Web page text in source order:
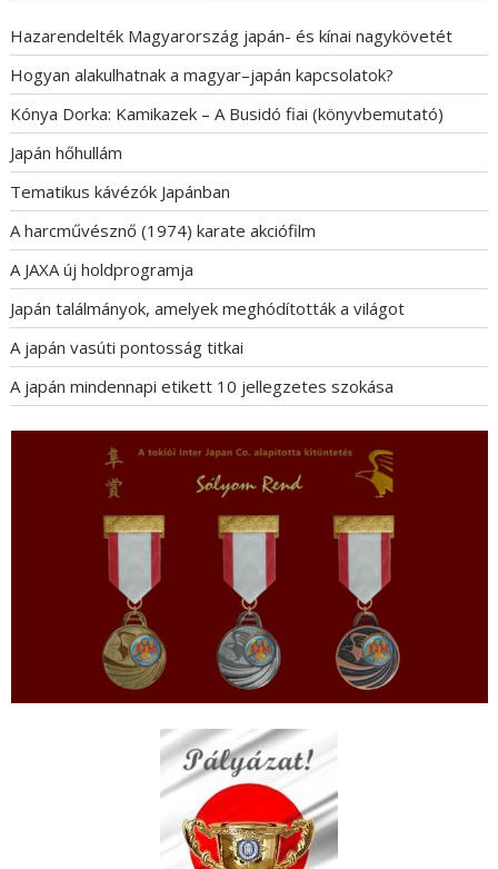
Hazarendelték Magyarország japán- és kínai nagykövetét
Hogyan alakulhatnak a magyar–japán kapcsolatok?
Kónya Dorka: Kamikazek – A Busidó fiai (könyvbemutató)
Japán hőhullám
Tematikus kávézók Japánban
A harcművésznő (1974) karate akciófilm
A JAXA új holdprogramja
Japán találmányok, amelyek meghódították a világot
A japán vasúti pontosság titkai
A japán mindennapi etikett 10 jellegzetes szokása